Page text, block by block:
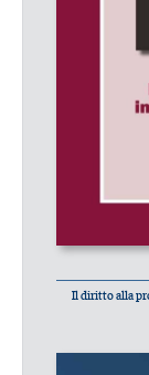
Il diritto alla